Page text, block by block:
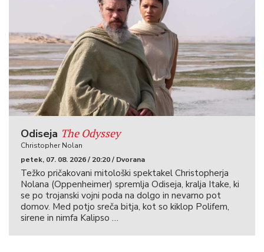
Odiseja The Odyssey
Christopher Nolan
petek, 07. 08. 2026 / 20:20 / Dvorana
Težko pričakovani mitološki spektakel Christopherja
Nolana (Oppenheimer) spremlja Odiseja, kralja Itake, ki
se po trojanski vojni poda na dolgo in nevarno pot
domov. Med potjo sreča bitja, kot so kiklop Polifem,
sirene in nimfa Kalipso …